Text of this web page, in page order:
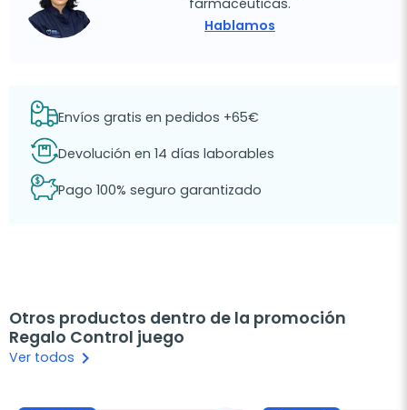
farmacéuticas.
Hablamos
Envíos gratis en pedidos +65€
Devolución en 14 días laborables
Pago 100% seguro garantizado
Otros productos dentro de la promoción
Regalo Control juego
Ver todos keyboard_arrow_right